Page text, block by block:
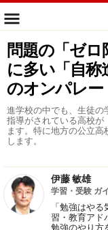
問題の「ゼ
に多い「自称
のオンパレー
進学校の中でも、生徒の
指導がされている高校が
ます。特に地方の公立
します。
伊藤 敏雄
学習・受験 ガ
「勉強はや
習・教育アド
勉強のやり方